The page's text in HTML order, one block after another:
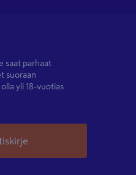
saat parhaat
suoraan
yli 18-vuotias